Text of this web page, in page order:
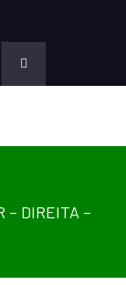
– DIREITA –